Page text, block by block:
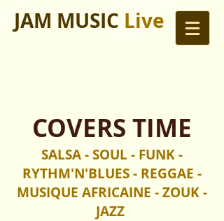
JAM MUSIC Live
COVERS TIME
SALSA - SOUL - FUNK -
RYTHM'N'BLUES - REGGAE -
MUSIQUE AFRICAINE - ZOUK -
JAZZ